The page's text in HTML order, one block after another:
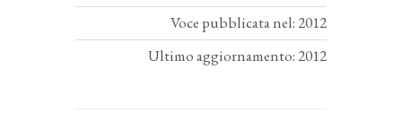
Voce pubblicata nel: 2012
Ultimo aggiornamento: 2012